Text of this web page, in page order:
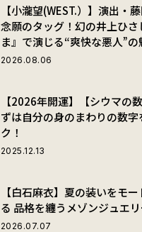
【小瀧望(WEST.）】演出・
念願のタッグ！幻の井上ひさ
ま』で演じる“爽快な悪人”
2026.08.06
【2026年開運】【シウマの
ずは自分の身のまわりの数字
ク！
2025.12.13
【白石麻衣】夏の装いをモ
る 品格を纏うメゾンジュエリ
2026.07.07